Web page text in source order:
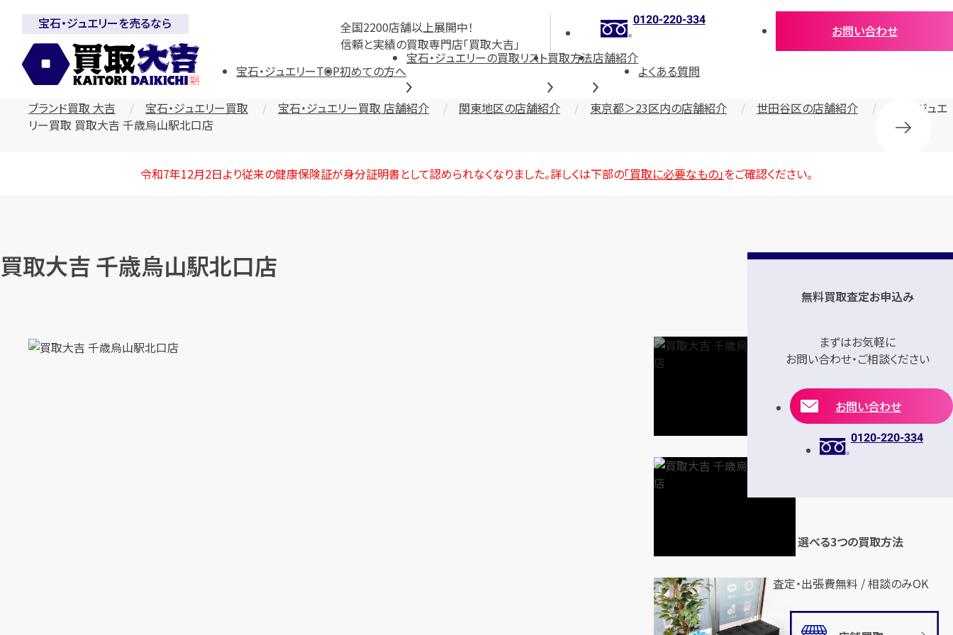
全国2200店舗以上展開中！
信頼と実績の買取専門店「買取大吉」
宝石・ジュエリーを売るなら 0120-220-334
お問い合わせ
宝石・ジュエリーTOP初めての方へ
宝石・ジュエリーの買取リスト買取方法店舗紹介
よくある質問
ブランド買取 大吉 宝石・ジュエリー買取 宝石・ジュエリー買取 店舗紹介 関東地区の店舗紹介 東京都＞23区内の店舗紹介 世田谷区の店舗紹介
宝石・ジュエ
リー買取 買取大吉 千歳烏山駅北口店
令和7年12月2日より従来の健康保険証が身分証明書として認められなくなりました。詳しくは下部の「買取に必要なもの」をご確認ください。
買取大吉 千歳烏山駅北口店
無料買取査定お申込み
まずはお気軽に
お問い合わせ・ご相談ください
お問い合わせ
0120-220-334
選べる3つの買取方法
査定・出張費無料 / 相談のみOK